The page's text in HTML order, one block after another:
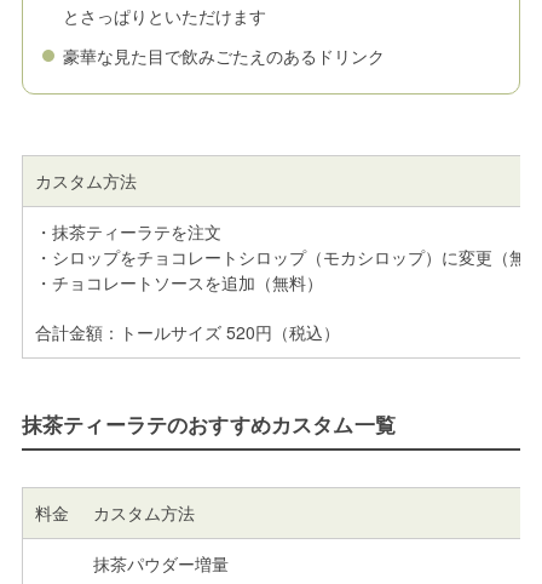
とさっぱりといただけます
豪華な見た目で飲みごたえのあるドリンク
カスタム方法
・抹茶ティーラテを注文
・シロップをチョコレートシロップ（モカシロップ）に変更（無
・チョコレートソースを追加（無料）
合計金額：トールサイズ 520円（税込）
抹茶ティーラテのおすすめカスタム一覧
料金 カスタム方法
抹茶パウダー増量